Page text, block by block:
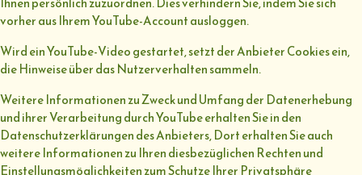
vorher aus Ihrem YouTube-Account ausloggen.
Wird ein YouTube-Video gestartet, setzt der Anbieter Cookies ein,
die Hinweise über das Nutzerverhalten sammeln.
Weitere Informationen zu Zweck und Umfang der Datenerhebung
und ihrer Verarbeitung durch YouTube erhalten Sie in den
Datenschutzerklärungen des Anbieters, Dort erhalten Sie auch
weitere Informationen zu Ihren diesbezüglichen Rechten und
Einstellungsmöglichkeiten zum Schutze Ihrer Privatsphäre